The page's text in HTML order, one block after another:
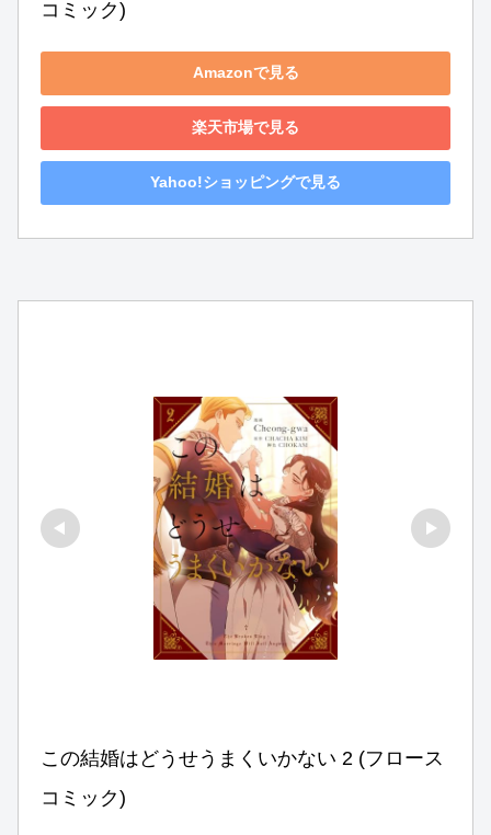
コミック)
Amazonで見る
楽天市場で見る
Yahoo!ショッピングで見る
この結婚はどうせうまくいかない 2 (フロース
コミック)